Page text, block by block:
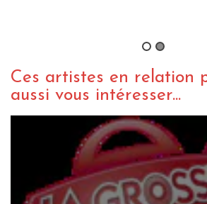
Ces artistes en relation
aussi vous intéresser...